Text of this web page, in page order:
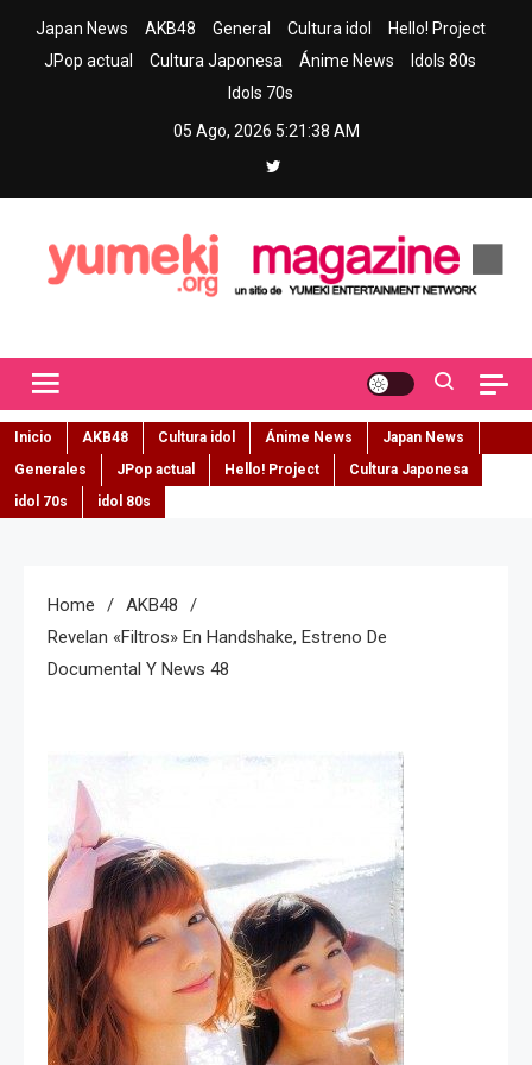
Japan News AKB48 General Cultura idol
Hello! Project
JPop actual
Cultura Japonesa Ánime News
Idols 80s
Idols 70s
05 Ago, 2026 5:21:39 AM
Inicio AKB48 Cultura idol Ánime News
Japan News
Generales
JPop actual Hello! Project
Cultura Japonesa
idol 70s
idol 80s
Home
AKB48
Revelan «Filtros» En Handshake, Estreno De
Documental Y News 48